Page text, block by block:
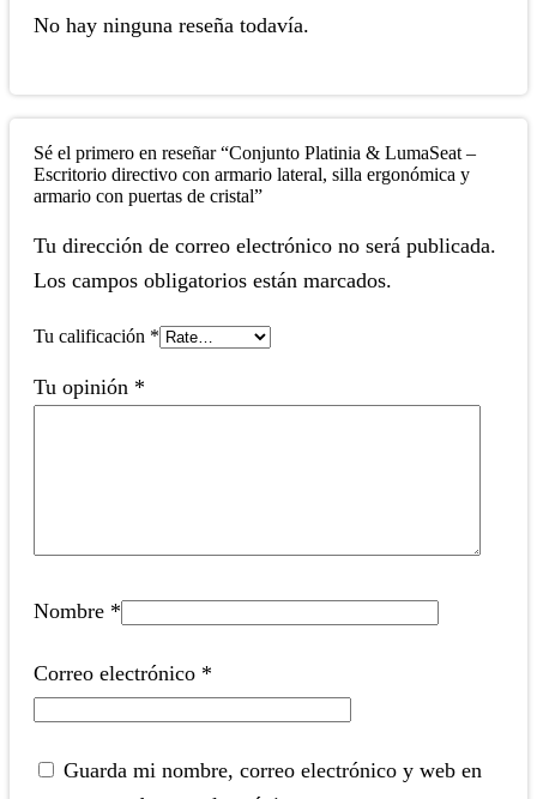
No hay ninguna reseña todavía.
Sé el primero en reseñar “Conjunto Platinia & LumaSeat –
Escritorio directivo con armario lateral, silla ergonómica y
armario con puertas de cristal”
Tu dirección de correo electrónico no será publicada.
Los campos obligatorios están marcados.
Tu calificación *
Tu opinión *
Nombre *
Correo electrónico *
Guarda mi nombre, correo electrónico y web en